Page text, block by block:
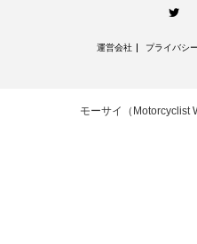
運営会社 プライバシ
モーサイ（Motorcyclist